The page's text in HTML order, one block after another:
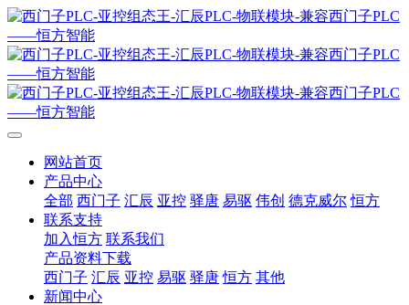
网站首页
产品中心
全部 西门子 汇辰 亚控 驿唐 易驱 伟创 德克威尔 恒方
联系支持
加入恒方 联系我们
产品资料下载
西门子 汇辰 亚控 易驱 驿唐 恒方 其他
新闻中心